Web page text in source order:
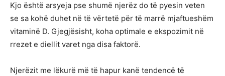
Kjo është arsyeja pse shumë njerëz do të pyesin veten
se sa kohë duhet në të vërtetë për të marrë mjaftueshëm
vitaminë D. Gjegjësisht, koha optimale e ekspozimit në
rrezet e diellit varet nga disa faktorë.
Njerëzit me lëkurë më të hapur kanë tendencë të